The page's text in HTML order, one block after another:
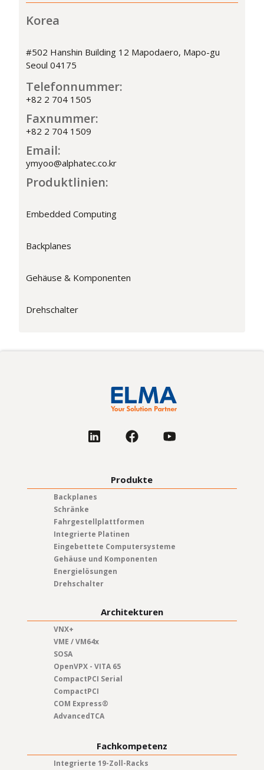
Korea
#502 Hanshin Building 12 Mapodaero, Mapo-gu
Seoul 04175
Telefonnummer:
+82 2 704 1505
Faxnummer:
+82 2 704 1509
Email:
ymyoo@alphatec.co.kr
Produktlinien:
Embedded Computing
Backplanes
Gehäuse & Komponenten
Drehschalter
Produkte
Backplanes
Schränke
Fahrgestellplattformen
Integrierte Platinen
Eingebettete Computersysteme
Gehäuse und Komponenten
Energielösungen
Drehschalter
Architekturen
VNX+
VME / VM64x
SOSA
OpenVPX - VITA 65
CompactPCI Serial
CompactPCI
COM Express®
AdvancedTCA
Fachkompetenz
Integrierte 19-Zoll-Racks